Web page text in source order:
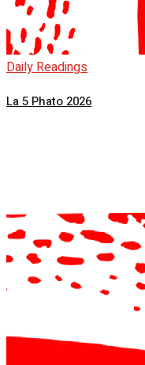
Daily Readings
La 5 Phato 2026